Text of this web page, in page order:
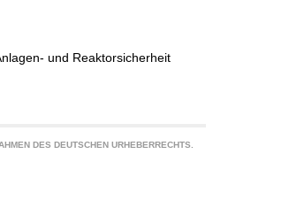
und Reaktorsicherheit
DES DEUTSCHEN URHEBERRECHTS.